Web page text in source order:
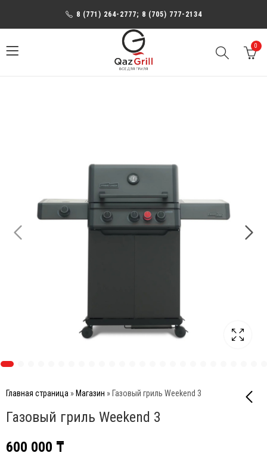
8 (771) 264-2777; 8 (705) 777-2134
0
Главная страница » Магазин » Газовый гриль Weekend 3
Газовый гриль Weekend 3
600 000 ₸